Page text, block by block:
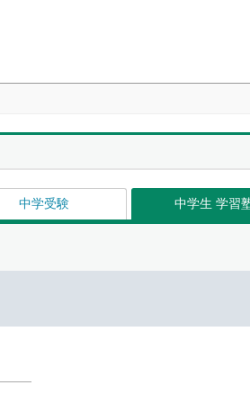
中学受験 中学生 学習